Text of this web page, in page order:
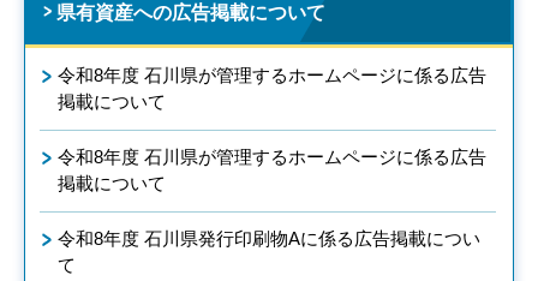
県有資産への広告掲載について
令和8年度 石川県が管理するホームページに係る広告
掲載について
令和8年度 石川県が管理するホームページに係る広告
掲載について
令和8年度 石川県発行印刷物Aに係る広告掲載につい
て